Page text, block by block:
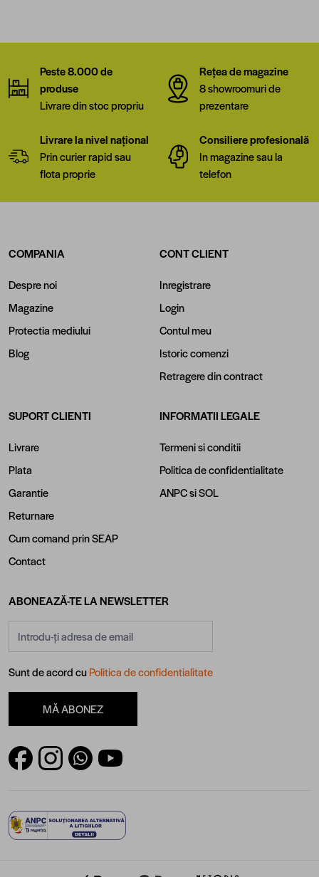
Peste 8.000 de
produse
Livrare din stoc propriu
Rețea de magazine
8 showroomuri de
prezentare
Livrare la nivel național
Prin curier rapid sau
flota proprie
Consiliere profesională
In magazine sau la
telefon
COMPANIA
Despre noi
Magazine
Protectia mediului
Blog
CONT CLIENT
Inregistrare
Login
Contul meu
Istoric comenzi
Retragere din contract
SUPORT CLIENTI
Livrare
Plata
Garantie
Returnare
Cum comand prin SEAP
Contact
INFORMATII LEGALE
Termeni si conditii
Politica de confidentialitate
ANPCsiSOL
ABONEAZĂ-TE LA NEWSLETTER
Sunt de acord cuPolitica de confidentialitate
MĂ ABONEZ